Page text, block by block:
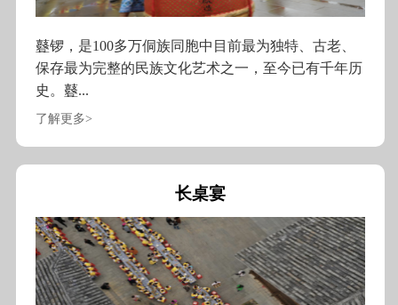
鼟锣，是100多万侗族同胞中目前最为独特、古老、
保存最为完整的民族文化艺术之一，至今已有千年历
史。鼟...
了解更多>
长桌宴